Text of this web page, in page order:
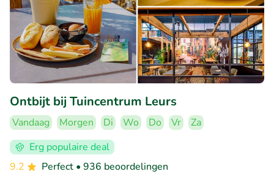
Ontbijt bij Tuincentrum Leurs
Vandaag Morgen Di Wo Do Vr
Za
Erg populaire deal
9.2
Perfect • 936 beoordelingen